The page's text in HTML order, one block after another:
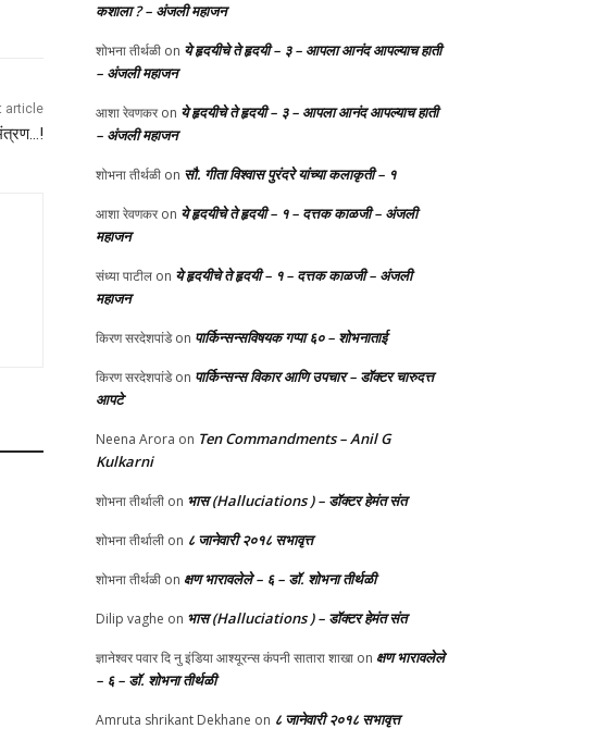
article
कशाला ? – अंजली महाजन
शोभना तीर्थळी on ये हृदयीचे ते हृदयी – ३ – आपला आनंद आपल्याच हाती
– अंजली महाजन
आशा रेवणकरon ये हृदयीचे ते हृदयी – ३ – आपला आनंद आपल्याच हाती
– अंजली महाजन
शोभना तीर्थळी on सौ. गीता विश्वास पुरंदरे यांच्या कलाकृती – १
आशा रेवणकरon ये हृदयीचे ते हृदयी – १ – दत्तक काळजी – अंजली
महाजन
संध्या पाटील on ये हृदयीचे ते हृदयी – १ – दत्तक काळजी – अंजली
महाजन
किरण सरदेशपांडेon पार्किन्सन्सविषयक गप्पा ६० – शोभनाताई
किरण सरदेशपांडेon पार्किन्सन्स विकार आणि उपचार – डॉक्टर चारुदत्त
आपटे
Neena Arora on Ten Commandments – Anil G
Kulkarni
शोभना तीर्थाली on भास (Halluciations ) – डॉक्टर हेमंत संत
शोभना तीर्थाली on ८ जानेवारी २०१८ सभावृत्त
शोभना तीर्थळी on क्षण भारावलेले – ६ – डॉ. शोभना तीर्थळी
Dilip vaghe on भास (Halluciations ) – डॉक्टर हेमंत संत
ज्ञानेश्वर पवार दि नु इंडिया आश्यूरन्स कंपनी सातारा शाखा on क्षण भारावलेले
– ६ – डॉ. शोभना तीर्थळी
Amruta shrikant Dekhane on ८ जानेवारी २०१८ सभावृत्त